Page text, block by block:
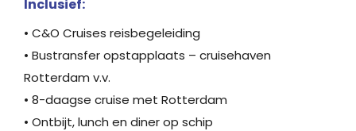
Inclusief:
• C&O Cruises reisbegeleiding
• Bustransfer opstapplaats – cruisehaven
Rotterdam v.v.
• 8-daagse cruise met Rotterdam
• Ontbijt, lunch en diner op schip